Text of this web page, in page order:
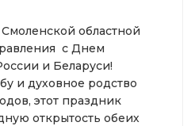
областной
с Днем
и Беларуси!
и духовное родство
этот праздник
открытость обеих